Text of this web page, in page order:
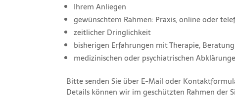
Ihrem Anliegen
gewünschtem Rahmen: Praxis, online oder
zeitlicher Dringlichkeit
bisherigen Erfahrungen mit Therapie,
medizinischen oder psychiatrischen
Bitte senden Sie über E-Mail oder
Details können wir im geschützten Rahmen der